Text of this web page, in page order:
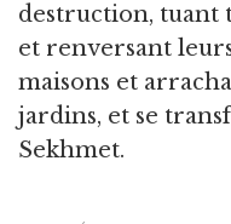
destruction, tuant
et renversant
maisons et
jardins, et se
Sekhmet.